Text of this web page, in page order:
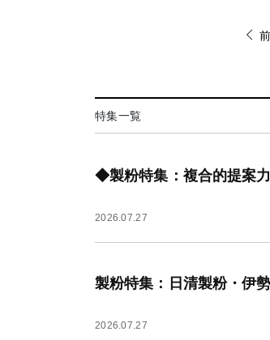
特集一覧
◆製粉特集：複合的提案
2026.07.27
製粉特集：日清製粉・伊
2026.07.27